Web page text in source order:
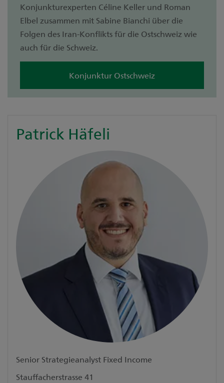
Konjunkturexperten Céline Keller und Roman
Elbel zusammen mit Sabine Bianchi über die
Folgen des Iran-Konflikts für die Ostschweiz wie
auch für die Schweiz.
Konjunktur Ostschweiz
Patrick Häfeli
Senior Strategieanalyst Fixed Income
Stauffacherstrasse 41